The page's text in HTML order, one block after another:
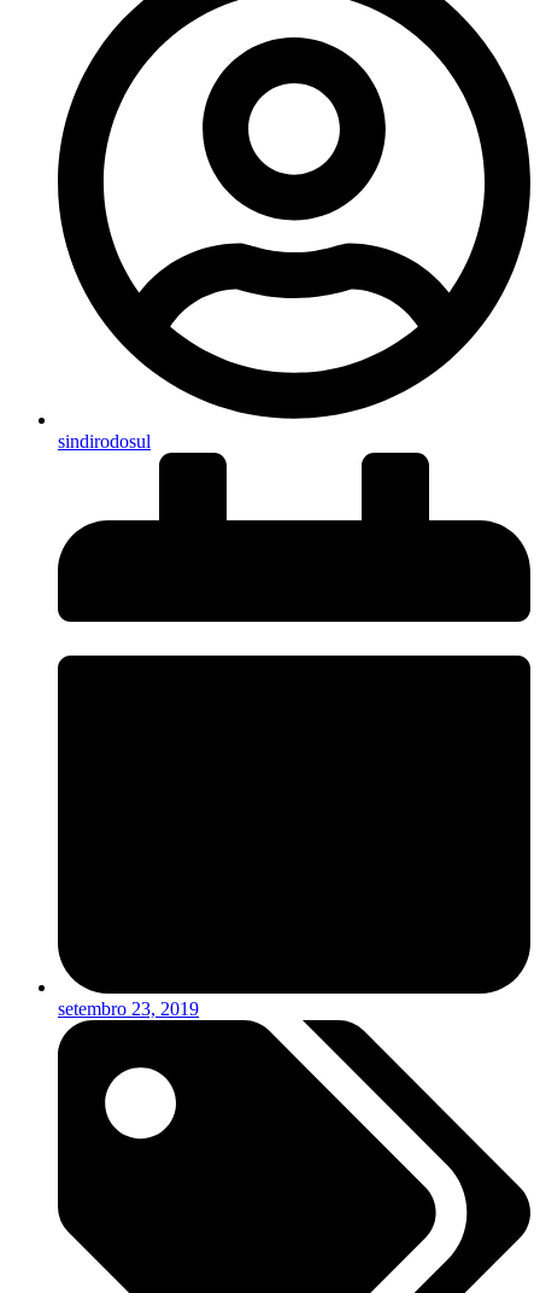
sindirodosul
setembro 23, 2019